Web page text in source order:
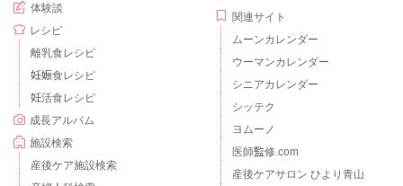
体験談
レシピ
離乳食レシピ
妊娠食レシピ
妊活食レシピ
成長アルバム
施設検索
産後ケア施設検索
関連サイト
ムーンカレンダー
ウーマンカレンダー
シニアカレンダー
シッテク
ヨムーノ
医師監修.com
産後ケアサロン ひより青山